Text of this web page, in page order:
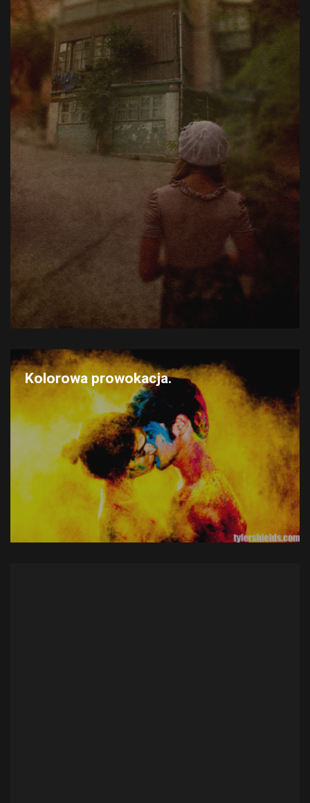
Kolorowa prowokacja.